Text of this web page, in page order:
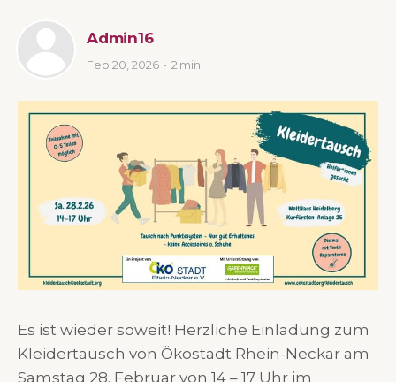
Admin16
Feb 20, 2026 2 min
Es ist wieder soweit! Herzliche Einladung zum
Kleidertausch von Ökostadt Rhein-Neckar am
Samstag 28. Februar von 14 – 17 Uhr im